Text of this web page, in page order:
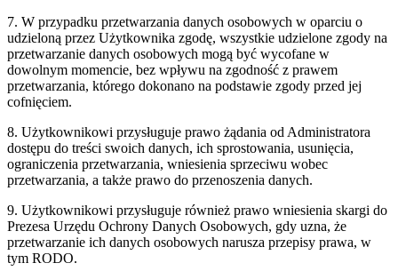
7. W przypadku przetwarzania danych osobowych w oparciu o
udzieloną przez Użytkownika zgodę, wszystkie udzielone zgody na
przetwarzanie danych osobowych mogą być wycofane w
dowolnym momencie, bez wpływu na zgodność z prawem
przetwarzania, którego dokonano na podstawie zgody przed jej
cofnięciem.
8. Użytkownikowi przysługuje prawo żądania od Administratora
dostępu do treści swoich danych, ich sprostowania, usunięcia,
ograniczenia przetwarzania, wniesienia sprzeciwu wobec
przetwarzania, a także prawo do przenoszenia danych.
9. Użytkownikowi przysługuje również prawo wniesienia skargi do
Prezesa Urzędu Ochrony Danych Osobowych, gdy uzna, że
przetwarzanie ich danych osobowych narusza przepisy prawa, w
tym RODO.